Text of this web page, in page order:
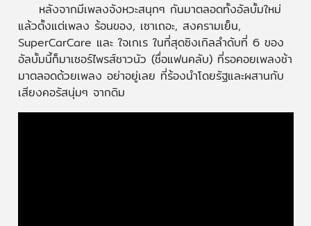
หลังจากมีเพลงจังหวะสนุกๆ กันมาตลอดทั้งอัลบั้มใหม่
แล้วตั้งแต่เพลง ร้อนของ, เซาเถอะ, สงครามเย็น,
SuperCarCare และ ใจเกเร ในที่สุดซิงเกิลลำดับที่ 6 ของ
อัลบั้มนี้ก็มาเซอร์ไพรส์ชาวนัว (ชื่อแฟนคลับ) ที่รอคอยเพลงช้า
มาตลอดด้วยเพลง อย่าอยู่เลย ที่ร้องนำโดยรัฐและผสานกับ
เสียงคอรัสนุ่มๆ จากดิม